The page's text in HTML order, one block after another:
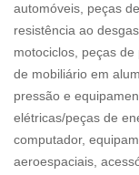
automóveis, peças
resistência ao
motociclos, peças
de mobiliário em
pressão e
elétricas/peças de
computador,
aeroespaciais,